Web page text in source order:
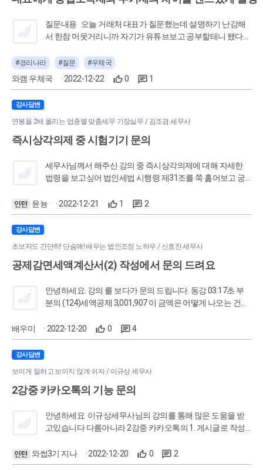
질문내용 오늘 거래처 대표가 질문했는데 설명하기 난감해
서 한참 머뭇거리니까 자기가 유튜브보고 공부할테니 됐다했
득세율 - 누진공제액 = 산출세액 산출세액 - 세액공제(+가산
세-기납부세액) = 납부세액(종합소득세) ​ 매출세액 - 매입세
액(+가산세-기납부세액) = 납부세액(부가가치세) ​ 이렇게 설
: https://cafe.naver.com/serplove/861670
와캠 우체국 · 2022-12-22 0 1
#경리나라 #질문 #우체국
강사답변
연봉을 2배 올리는 업종별 맞춤세무 기장실무 / 김조겸 세무사
즉시상각의제 중 시험기기 문의
세무사님께서 해주신 강의 중 즉시상각의제에 대해 자세한
법령을 보고싶어 법인세법 시행령 제31조를 쭉 훑어보고 궁
는항목이라 질문을 드려도 되는지 모르겠지만 답변 주시면
감사드리겠습니다 :) 제31조 6항 ; 제4항에도 불구하고 다음
개정 1999. 12. 31., 2010. 12. 30., 2019. 2. 12., 2020. 2. 11.> 1. 어
업에 사용되는 어구(어선용구를 포함한다) 2. 영화필름, 공구,
기, 측정기기 및 간판 3. 대여사업용 비디오테이프 및 음악용
콤팩트디스크로서 개별자산의 취득가액이 30만원 미만인 것
변기기를 포함한다) 위 조항은 100만원이하인 감가상각자
산에 해당되지 않더라도 6항에 나열한 자산에 해당된다면 감
후 언급하신 "법인세법 시행규칙 별표2" 시험연구용자산의
내용연수표에 시험기기 자산명이 기재되어있어서 헷갈리네
니면 제31조 6항에 따라 손금처리를 해도 되는걸까요? 답변
주시면 감사드리겠습니다 :)
윤늉 · 2022-12-21 1 2
강사답변
초보자도 간단히! 단숨에! 배우는 법인조정 노하우 / 신효진 세무사
공제감면세액계산서(2) 작성에서 문의 드려요
안녕하세요. 강의 를 보다가 문의 드립니다. 동강 03:17초 부
분의 (124)세액공제 3,001,907 이 금액은 어떻게 나오는 건가
배우미 · 2022-12-20 0 4
강사답변
보이게 일하고 보이지 않게 쉬자 / 이규상 세무사
2강중 카카오톡의 기능 문의
안녕하세요 이규상세무사님의 강의를 통해 많은 도움을 받
고있습니다 다름아니라 2강중 카카오톡의 1. 게시글로 작성
이 좋은 기능을 없어진 다음에 안 것 같은데... 비슷한 기능은
없을까요? 답변 기다리겠습니다 감사합니다
와썹3기 지나 · 2022-12-20 0 2